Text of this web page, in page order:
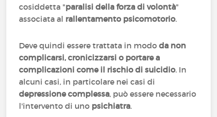
cosiddetta "paralisi della forza di volontà"
associata al rallentamento psicomotorio.
Deve quindi essere trattata in mododa non
complicarsi, cronicizzarsi o portare a
complicazioni come il rischio di suicidio. In
alcuni casi, in particolare nei casi di
depressione complessa, può essere necessario
l'intervento di uno psichiatra.